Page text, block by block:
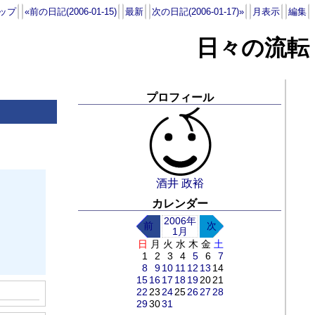
プ «前の日記(2006-01-15) 最新 次の日記(2006-01-17)» 月表示 編集
日々の流転
プロフィール
酒井 政裕
カレンダー
前
2006年
1月
次
日 月 火 水 木 金 土
1
2 3 4 5 6
7
8
9 10 11 12 13 14
15 16 17 18 19 20 21
22 23 24 25 26 27 28
293031